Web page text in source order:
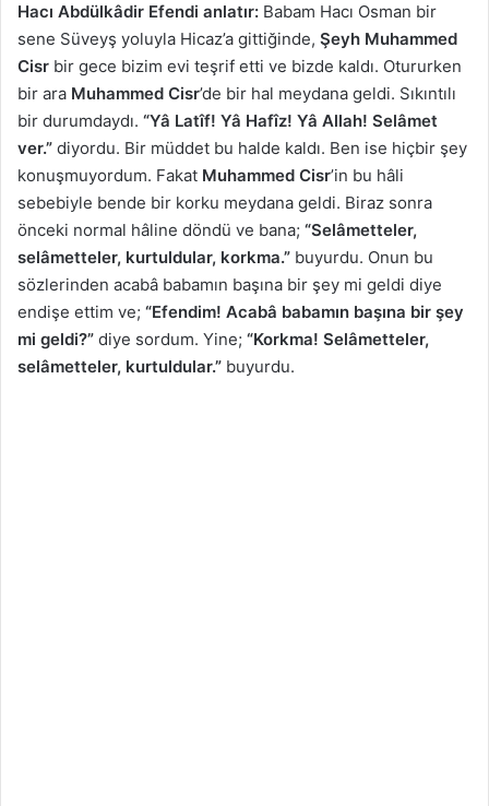
Hacı Abdülkâdir Efendi anlatır: Babam Hacı Osman bir
sene Süveyş yoluyla Hicaz’a gittiğinde, Şeyh Muhammed
Cisr bir gece bizim evi teşrif etti ve bizde kaldı. Otururken
bir ara Muhammed Cisr’de bir hal meydana geldi. Sıkıntılı
bir durumdaydı. “Yâ Latîf! Yâ Hafîz! Yâ Allah! Selâmet
ver.” diyordu. Bir müddet bu halde kaldı. Ben ise hiçbir şey
konuşmuyordum. Fakat Muhammed Cisr’in bu hâli
sebebiyle bende bir korku meydana geldi. Biraz sonra
önceki normal hâline döndü ve bana; “Selâmetteler,
selâmetteler, kurtuldular, korkma.” buyurdu. Onun bu
sözlerinden acabâ babamın başına bir şey mi geldi diye
endişe ettim ve; “Efendim! Acabâ babamın başına bir şey
mi geldi?” diye sordum. Yine; “Korkma! Selâmetteler,
selâmetteler, kurtuldular.” buyurdu.